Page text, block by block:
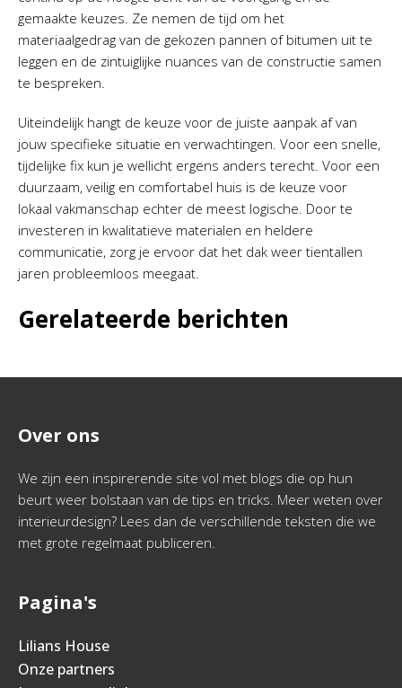
gemaakte keuzes. Ze nemen de tijd om het
materiaalgedrag van de gekozen pannen of bitumen uit te
leggen en de zintuiglijke nuances van de constructie samen
te bespreken.
Uiteindelijk hangt de keuze voor de juiste aanpak af van
jouw specifieke situatie en verwachtingen. Voor een snelle,
tijdelijke fix kun je wellicht ergens anders terecht. Voor een
duurzaam, veilig en comfortabel huis is de keuze voor
lokaal vakmanschap echter de meest logische. Door te
investeren in kwalitatieve materialen en heldere
communicatie, zorg je ervoor dat het dak weer tientallen
jaren probleemloos meegaat.
Gerelateerde berichten
Over ons
We zijn een inspirerende site vol met blogs die op hun
beurt weer bolstaan van de tips en tricks. Meer weten over
interieurdesign? Lees dan de verschillende teksten die we
met grote regelmaat publiceren.
Pagina's
Lilians House
Onze partners